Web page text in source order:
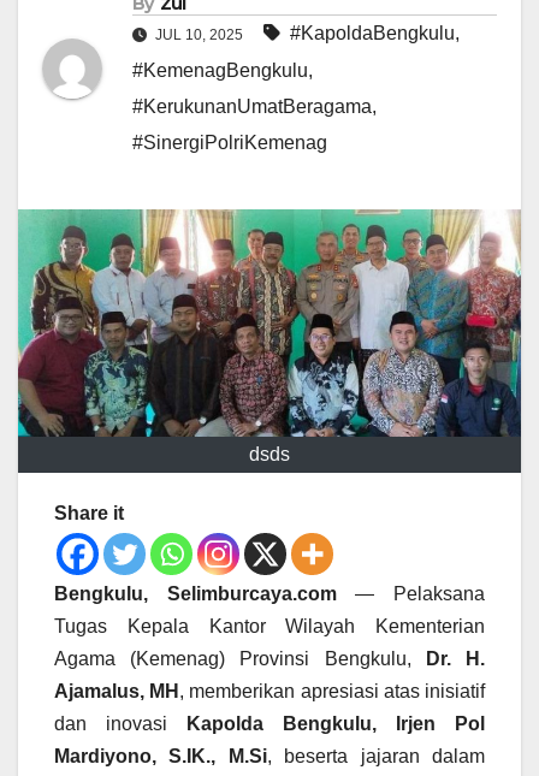
JUL 10, 2025 #KapoldaBengkulu,
#KemenagBengkulu,
#KerukunanUmatBeragama,
#SinergiPolriKemenag
dsds
Share it
Bengkulu, Selimburcaya.com— Pelaksana
Tugas Kepala Kantor Wilayah Kementerian
Agama (Kemenag) Provinsi Bengkulu,
Dr. H.
Ajamalus, MH , memberikan apresiasi atas inisiatif
dan inovasi
Kapolda Bengkulu, Irjen Pol
Mardiyono, S.IK., M.Si, beserta jajaran dalam